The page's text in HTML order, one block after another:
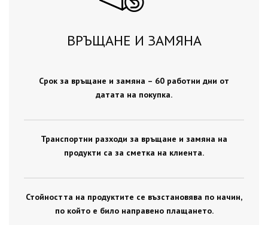
ВРЪЩАНЕ И ЗАМЯНА
Срок за връщане и замяна – 60 работни дни от
датата на покупка.
Транспортни разходи за връщане и замяна на
продукти са за сметка на клиента.
Стойността на продуктите се възстановява по начин,
по който е било направено плащането.